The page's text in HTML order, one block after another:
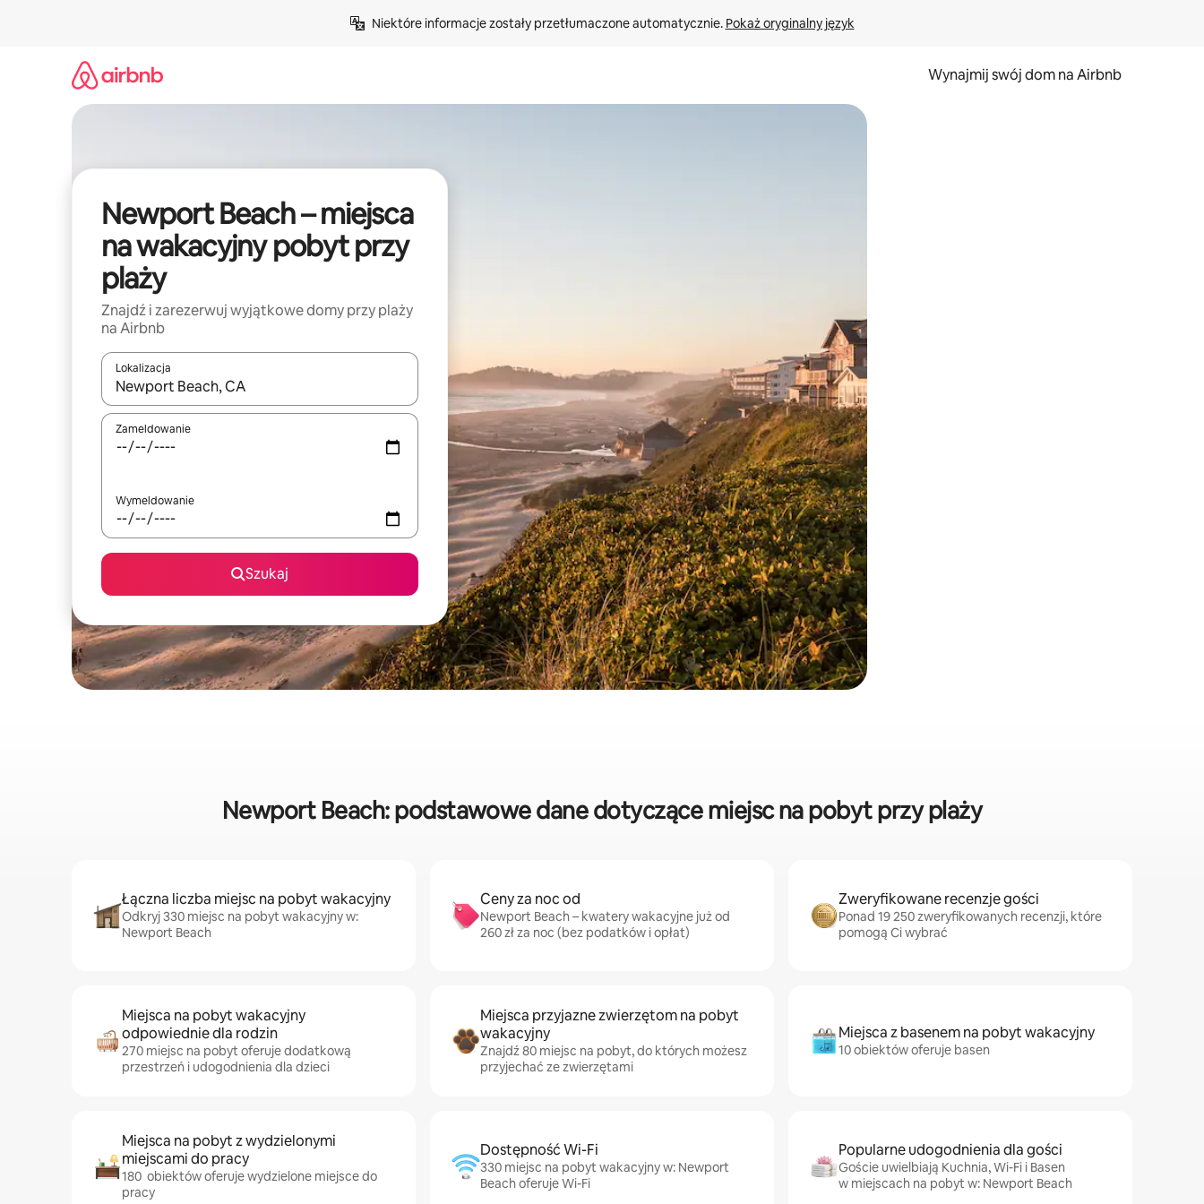
Niektóre informacje zostały przetłumaczone automatycznie. Pokaż oryginalny język
Wynajmij swój dom na Airbnb
Newport Beach – miejsca
na wakacyjny pobyt przy
plaży
Znajdź i zarezerwuj wyjątkowe domy przy plaży
na Airbnb
Lokalizacja
Gdy wyniki będą dostępne, możesz poruszać się po nich za pomocą klawiszy strzałek w górę i w dół lub przeglądać je za pomocą gestów dotykowych lub przesuwania.
Zameldowanie
Wymeldowanie
Szukaj
Newport Beach: podstawowe dane dotyczące miejsc na pobyt przy plaży
Łączna liczba miejsc na pobyt wakacyjny
Odkryj 330 miejsc na pobyt wakacyjny w:
Newport Beach
Ceny za noc od
Newport Beach – kwatery wakacyjne już od
260 zł za noc (bez podatków i opłat)
Zweryfikowane recenzje gości
Ponad 19 250 zweryfikowanych recenzji, które
pomogą Ci wybrać
Miejsca na pobyt wakacyjny
odpowiednie dla rodzin
270 miejsc na pobyt oferuje dodatkową
przestrzeń i udogodnienia dla dzieci
Miejsca przyjazne zwierzętom na pobyt
wakacyjny
Znajdź 80 miejsc na pobyt, do których możesz
przyjechać ze zwierzętami
Miejsca z basenem na pobyt wakacyjny
10 obiektów oferuje basen
Miejsca na pobyt z wydzielonymi
miejscami do pracy
180 obiektów oferuje wydzielone miejsce do
pracy
Dostępność Wi-Fi
330 miejsc na pobyt wakacyjny w: Newport
Beach oferuje Wi-Fi
Popularne udogodnienia dla gości
Goście uwielbiają Kuchnia, Wi-Fi i Basen
w miejscach na pobyt w: Newport Beach